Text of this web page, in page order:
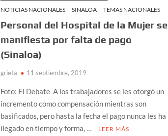
NOTICIAS NACIONALES
SINALOA TEMAS NACIONALES
Personal del Hospital de la Mujer se
manifiesta por falta de pago
(Sinaloa)
grieta 11 septiembre, 2019
Foto: El Debate A los trabajadores se les otorgó un
incremento como compensación mientras son
basificados, pero hasta la fecha el pago nunca les ha
llegado en tiempo y forma, …
LEER MÁS